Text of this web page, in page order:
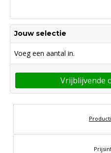
Jouw selectie
Voeg een aantal in.
Vrijblijvende